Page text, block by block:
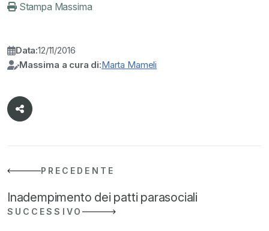
Stampa Massima
Data:12/11/2016
Massima a cura di:Marta Mameli
PRECEDENTE
Inadempimento dei patti parasociali
SUCCESSIVO